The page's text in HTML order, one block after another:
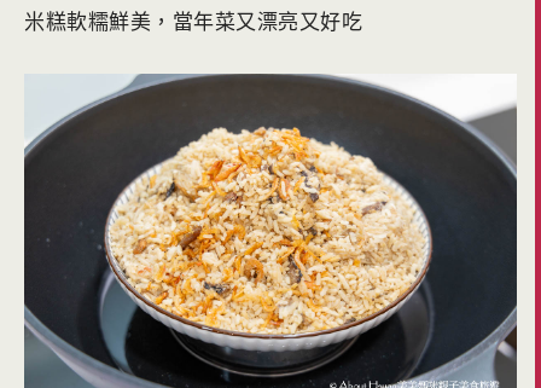
米糕軟糯鮮美，當年菜又漂亮又好吃